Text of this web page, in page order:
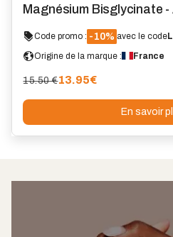
Magnésium Bisglycinate
Code promo : -10% avec le code
Origine de la marque :
France
15.50 €13.95€
En savoir